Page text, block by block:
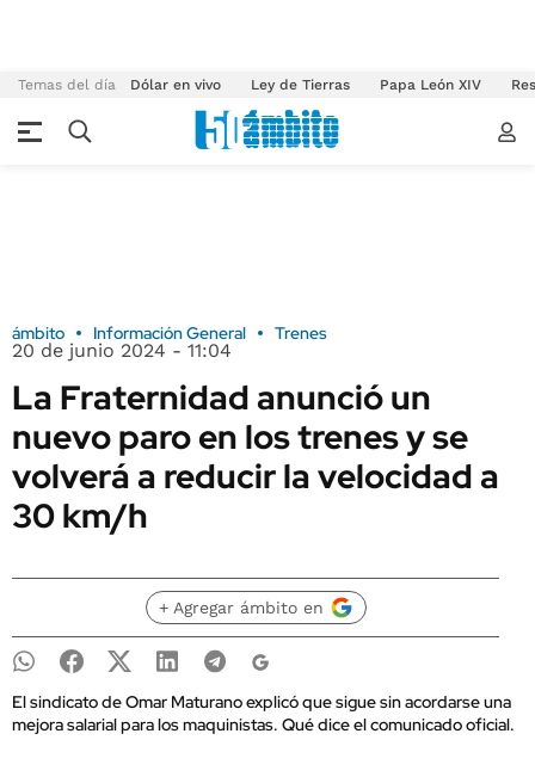
Temas del día Dólar en vivo Ley de Tierras Papa León XIV
ámbito Información General Trenes
20 de junio 2024 - 11:04
La Fraternidad anunció un
nuevo paro en los trenes y se
volverá a reducir la velocidad a
30 km/h
+ Agregar ámbito en
El sindicato de Omar Maturano explicó que sigue sin acordarse una
mejora salarial para los maquinistas. Qué dice el comunicado oficial.